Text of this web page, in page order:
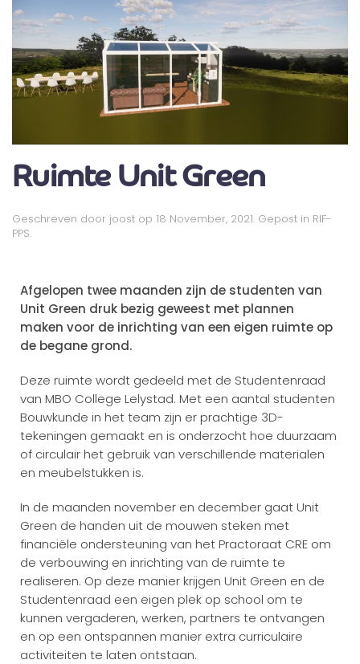
Ruimte Unit Green
Geschreven door joost op 18 November, 2021. Gepost in RIF-
PPS.
Afgelopen twee maanden zijn de studenten van
Unit Green druk bezig geweest met plannen
maken voor de inrichting van een eigen ruimte op
de begane grond.
Deze ruimte wordt gedeeld met de Studentenraad
van MBO College Lelystad. Met een aantal studenten
Bouwkunde in het team zijn er prachtige 3D-
tekeningen gemaakt en is onderzocht hoe duurzaam
of circulair het gebruik van verschillende materialen
en meubelstukken is.
In de maanden november en december gaat Unit
Green de handen uit de mouwen steken met
financiële ondersteuning van het Practoraat CRE om
de verbouwing en inrichting van de ruimte te
realiseren. Op deze manier krijgen Unit Green en de
Studentenraad een eigen plek op school om te
kunnen vergaderen, werken, partners te ontvangen
en op een ontspannen manier extra curriculaire
activiteiten te laten ontstaan.